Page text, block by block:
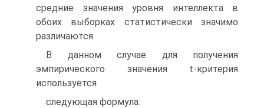
средние значения уровня интеллекта в
обоих выборках статистически значимо
различаются.
В данном случае для получения
эмпирического значения t-критерия
используется
следующая формула: